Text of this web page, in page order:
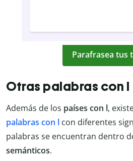
Parafrasea tus
Otras palabras con l
Además de los países con l,
palabras con l con diferentes
palabras se encuentran dentro
semánticos.